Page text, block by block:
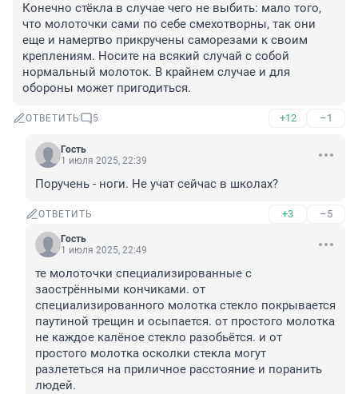
Конечно стёкла в случае чего не выбить: мало того,
что молоточки сами по себе смехотворны, так они
еще и намертво прикручены саморезами к своим
креплениям. Носите на всякий случай с собой
нормальный молоток. В крайнем случае и для
обороны может пригодиться.
ОТВЕТИТЬ 5 +12 –1
Гость
1 июля 2025, 22:39
Поручень - ноги. Не учат сейчас в школах?
ОТВЕТИТЬ +3 –5
Гость
1 июля 2025, 22:49
те молоточки специализированные с
заострёнными кончиками. от
специализированного молотка стекло покрывается
паутиной трещин и осыпается. от простого молотка
не каждое калёное стекло разобьётся. и от
простого молотка осколки стекла могут
разлететься на приличное расстояние и поранить
людей.